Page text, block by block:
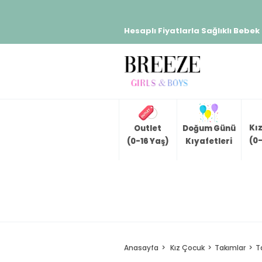
Hesaplı Fiyatlarla Sağlıklı
Outlet
(0-16 Yaş)
Doğum Günü
Kıyafetleri
Anasayfa Kız Çocuk Takımlar